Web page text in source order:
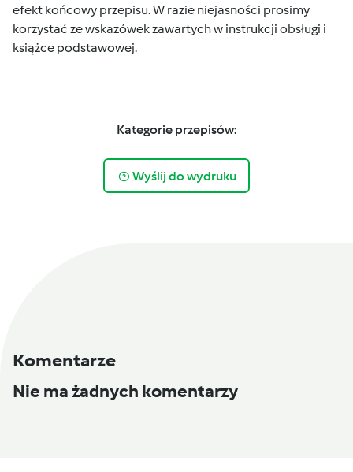
efekt końcowy przepisu. W razie niejasności prosimy
korzystać ze wskazówek zawartych w instrukcji obsługi i
książce podstawowej.
Kategorie przepisów:
Wyślij do wydruku
Komentarze
Nie ma żadnych komentarzy